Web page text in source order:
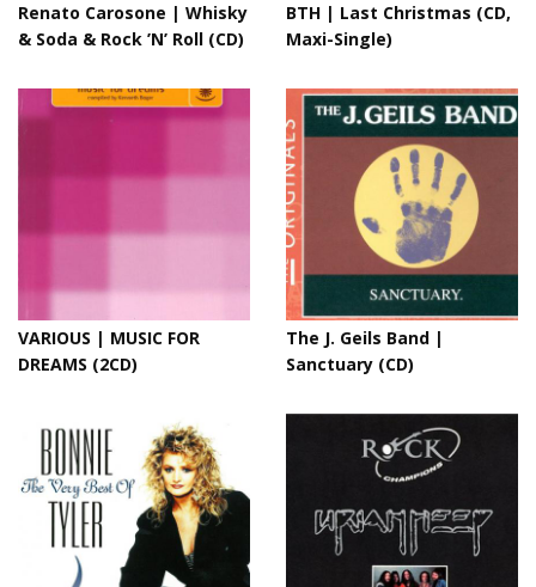
Renato Carosone | Whisky
& Soda & Rock ’N’ Roll (CD)
BTH | Last Christmas (CD,
Maxi-Single)
VARIOUS | MUSIC FOR
DREAMS (2CD)
The J. Geils Band |
Sanctuary (CD)